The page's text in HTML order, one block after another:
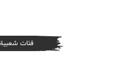
فئات شعبية